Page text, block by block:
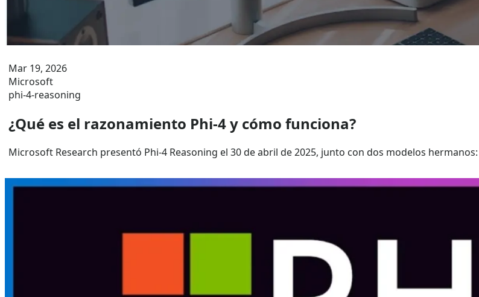
Mar 19, 2026
Microsoft
phi‑4-reasoning
¿Qué es el razonamiento Phi-4 y cómo funciona?
Microsoft Research presentó Phi‑4 Reasoning el 30 de abril de 2025, junto con dos modelos hermanos: